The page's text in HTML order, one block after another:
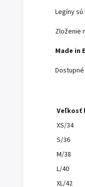
Legíny
Zloženie
Made in
Veľkosť
XS/34
S/36
M/38
L/40
XL/42